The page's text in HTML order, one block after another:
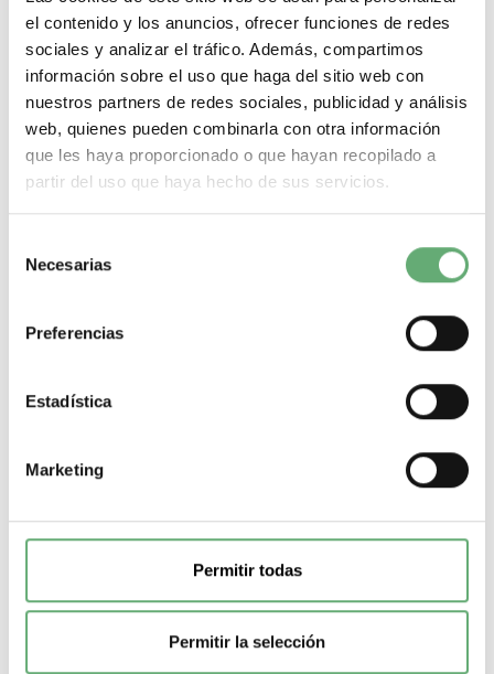
el contenido y los anuncios, ofrecer funciones de redes
sociales y analizar el tráfico. Además, compartimos
información sobre el uso que haga del sitio web con
nuestros partners de redes sociales, publicidad y análisis
web, quienes pueden combinarla con otra información
que les haya proporcionado o que hayan recopilado a
partir del uso que haya hecho de sus servicios.
Necesarias
Preferencias
Estadística
Marketing
Permitir todas
Permitir la selección
Filtro CEM-16 a-1 ph ref. VW3A4421 Schneider Electric
[PLAZO 3-6 SEMANAS]
VW3A4421 | 17.6 A 1 fase Altivar, Lexium Filtro entrada CEM
Filtro
entrada CEM Numero de fases de la red
+